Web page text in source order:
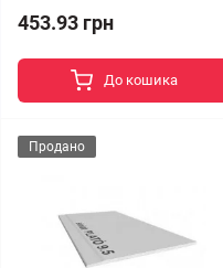
453.93 грн
До кошика
Продано